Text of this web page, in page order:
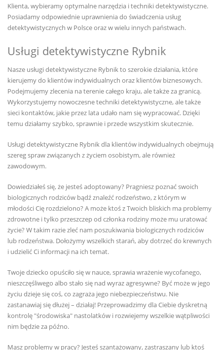
Klienta, wybieramy optymalne narzędzia i techniki detektywistyczne.
Posiadamy odpowiednie uprawnienia do świadczenia usług
detektywistycznych w Polsce oraz w wielu innych państwach.
Usługi detektywistyczne Rybnik
Nasze usługi detektywistyczne Rybnik to szerokie działania, które
kierujemy do klientów indywidualnych oraz klientów biznesowych.
Podejmujemy zlecenia na terenie całego kraju, ale także za granicą.
Wykorzystujemy nowoczesne techniki detektywistyczne, ale także
sieci kontaktów, jakie przez lata udało nam się wypracować. Dzięki
temu działamy szybko, sprawnie i przede wszystkim skutecznie.
Usługi detektywistyczne Rybnik dla klientów indywidualnych obejmują
szereg spraw związanych z życiem osobistym, ale również
zawodowym.
Dowiedziałeś się, że jesteś adoptowany? Pragniesz poznać swoich
biologicznych rodziców bądź znaleźć rodzeństwo, z którym w
młodości Cię rozdzielono? A może ktoś z Twoich bliskich ma problemy
zdrowotne i tylko przeszczep od członka rodziny może mu uratować
życie? W takim razie zleć nam poszukiwania biologicznych rodziców
lub rodzeństwa. Dołożymy wszelkich starań, aby dotrzeć do krewnych
i udzielić Ci informacji na ich temat.
Twoje dziecko opuściło się w nauce, sprawia wrażenie wycofanego,
nieszczęśliwego albo stało się nad wyraz agresywne? Być może w jego
życiu dzieje się coś, co zagraża jego niebezpieczeństwu. Nie
zastanawiaj się dłużej – działaj! Przeprowadzimy dla Ciebie dyskretną
kontrolę "środowiska" nastolatków i rozwiejemy wszelkie wątpliwości
nim będzie za późno.
Masz problemy w pracy? Jesteś szantażowany, zastraszany lub ktoś